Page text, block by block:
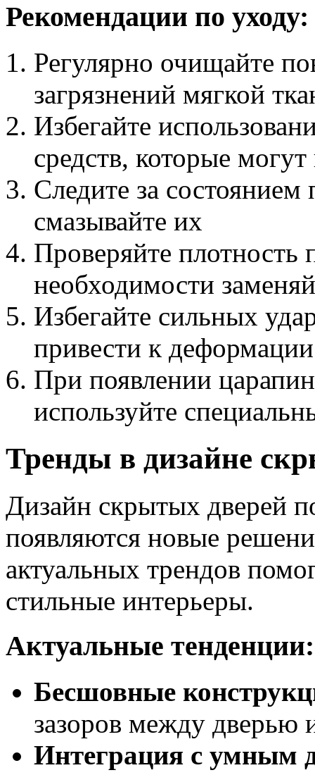
Рекомендации по уходу:
Регулярно очищайте
загрязнений мягкой
Избегайте
средств, которые
Следите за
смазывайте их
Проверяйте плотность
необходимости
Избегайте сильных
привести к
При появлении
используйте
Тренды в дизайне
Дизайн скрытых дверей
появляются новые
актуальных трендов
стильные интерьеры.
Актуальные тенденции:
Бесшовные
зазоров между дверью
Интеграция с умным